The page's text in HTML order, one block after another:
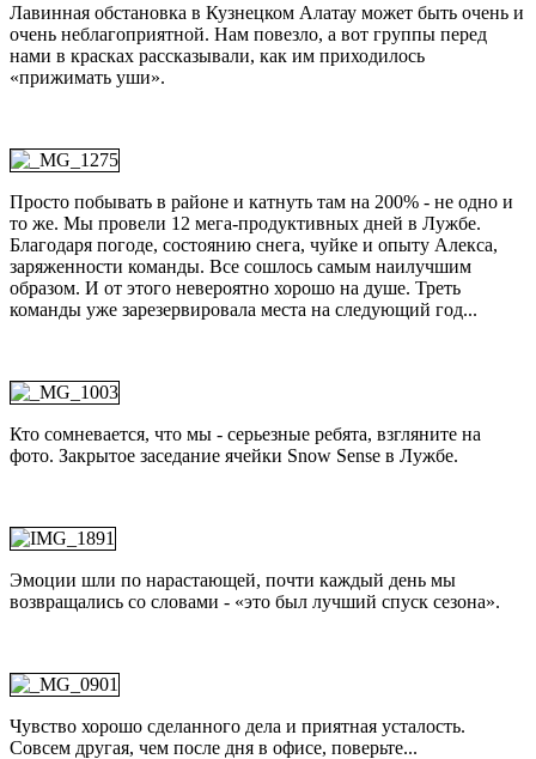
Лавинная обстановка в Кузнецком Алатау может быть очень и
очень неблагоприятной. Нам повезло, а вот группы перед
нами в красках рассказывали, как им приходилось
«прижимать уши».
Просто побывать в районе и катнуть там на 200% - не одно и
то же. Мы провели 12 мега-продуктивных дней в Лужбе.
Благодаря погоде, состоянию снега, чуйке и опыту Алекса,
заряженности команды. Все сошлось самым наилучшим
образом. И от этого невероятно хорошо на душе. Треть
команды уже зарезервировала места на следующий год...
Кто сомневается, что мы - серьезные ребята, взгляните на
фото. Закрытое заседание ячейки Snow Sense в Лужбе.
Эмоции шли по нарастающей, почти каждый день мы
возвращались со словами - «это был лучший спуск сезона».
Чувство хорошо сделанного дела и приятная усталость.
Совсем другая, чем после дня в офисе, поверьте...